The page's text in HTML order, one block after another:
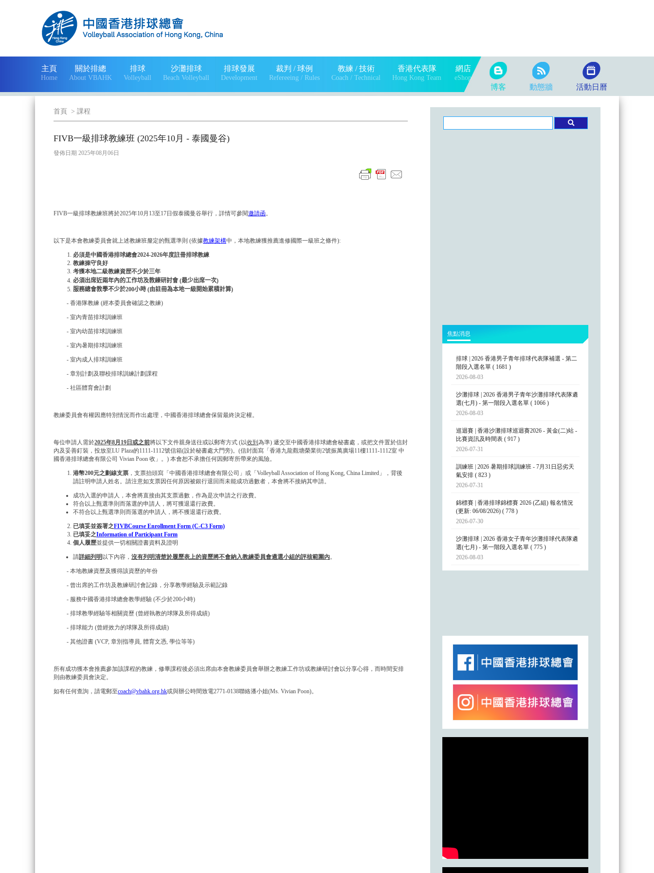
主頁
Home
關於排總
About VBAHK
排球
Volleyball
沙灘排球
Beach Volleyball
排球發展
Development
裁判 / 球例
Refereeing / Rules
教練 / 技術
Coach / Technical
香港代表隊
Hong Kong Team
網店
eShop
博客 動態牆 活動日曆
首頁 > 課程
FIVB一級排球教練班 (2025年10月 - 泰國曼谷)
發佈日期 2025年08月06日
FIVB一級排球教練班將於2025年10月13至17日假泰國曼谷舉行，詳情可參閱邀請函。
以下是本會教練委員會就上述教練班釐定的甄選準則 (依據教練架構中，本地教練獲推薦進修國際一級班之條件):
必須是中國香港排球總會2024-2026年度註冊排球教練
教練操守良好
考獲本地二級教練資歴不少於三年
必須出席近兩年內 的工作坊及教練研討會(最少出席一次)
服務總會教學不少於200小時 (由註冊為本地一級開始累積計算)
- 香港隊教練 (經本委員會確認之教練)
- 室內青苗排球訓練班
- 室內幼苗排球訓練班
- 室內暑期排球訓練班
- 室內成人排球訓練班
- 章別計劃及聯校排球訓練計劃課程
- 社區體育會計劃
教練委員會有權因應特別情況而作出處理，中國香港排球總會保留最終決定權。
每位申請人需於2025年8月19日或之前將以下文件親身送往或以郵寄方式 (以收到 為準) 遞交至中國香港排球總會秘書處，或把文件置於信封
內及妥善釘裝，投放至LU Plaza的1111-1112號信箱(設於秘書處大門旁)。(信封面寫「香港九龍觀塘榮業街2號振萬廣場11樓1111-1112室 中
國香港排球總會有限公司 Vivian Poon 收」。) 本會恕不承擔任何因郵寄所帶來的風險。
港幣200元之劃線支票 ，支票抬頭寫「中國香港排球總會有限公司」或「Volleyball Association of Hong Kong, China Limited」，背後
請註明申請人姓名。請注意如支票因任何原因被銀行退回而未能成功過數者，本會將不接納其申請。
成功入選的申請人，本會將直接由其支票過數，作為是次申請之行政費。
符合以上甄選準則而落選的申請人，將可獲退還行政費。
不符合以上甄選準則而落選的申請人，將不獲退還行政費。
已填妥並簽署之FIVBCourse Enrollment Form (C-C3 Form)
已填妥之Information of Participant Form
個人履歷並提供一切相關證書資料及證明
請詳細列明 以下內容， 沒有列明清楚於履歷表上的資歷將不會納入教練委員會遴選小組的評核範圍內。
- 本地教練資歷及獲得該資歷的年份
- 曾出席的工作坊及教練研討會記錄，分享教學經驗及示範記錄
- 服務中國香港排球總會教學經驗 (不少於200小時)
- 排球教學經驗等相關資歷 (曾經執教的球隊及所得成績)
- 排球能力 (曾經效力的球隊及所得成績)
- 其他證書 (VCP, 章別指導員, 體育文憑, 學位等等)
所有成功獲本會推薦參加該課程的教練，修畢課程後必須出席由本會教練委員會舉辦之教練工作坊或教練研討會以分享心得，而時間安排
則由教練委員會決定。
如有任何查詢，請電郵至coach@vbahk.org.hk或與辦公時間致電2771-0138聯絡潘小姐(Ms. Vivian Poon)。
焦點消息
排球 | 2026 香港男子青年排球代表隊補選 - 第二
階段入選名單 ( 1681 )
2026-08-03
沙灘排球 | 2026 香港男子青年沙灘排球代表隊遴
選(七月) - 第一階段入選名單 ( 1066 )
2026-08-03
巡迴賽 | 香港沙灘排球巡迴賽2026 - 黃金(二)站 -
比賽資訊及時間表 ( 917 )
2026-07-31
訓練班 | 2026 暑期排球訓練班 - 7月31日惡劣天
氣安排 ( 823 )
2026-07-31
錦標賽 | 香港排球錦標賽 2026 (乙組) 報名情況
(更新: 06/08/2026) ( 778 )
2026-07-30
沙灘排球 | 2026 香港女子青年沙灘排球代表隊遴
選(七月) - 第一階段入選名單 ( 775 )
2026-08-03